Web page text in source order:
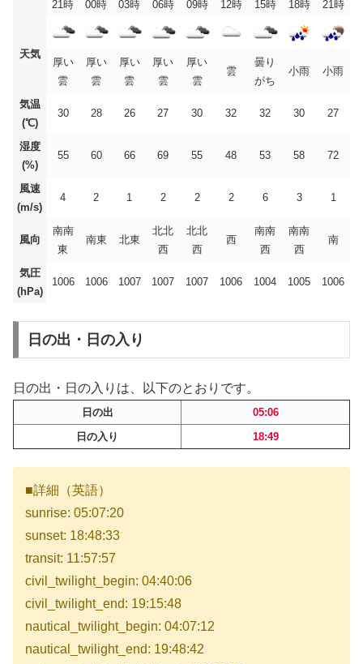
21時
00時 03時 06時 09時 12時 15時 18時 21時
天気
厚い
雲
厚い
雲
厚い
雲
厚い
雲
厚い
雲
雲
曇り
がち
小雨 小雨
気温
(℃)
30 28 26 27 30 32 32 30 27
湿度
(%)
55 60 66 69 55 48 53 58 72
風速
(m/s)
4 2 1 2 2 2 6 3 1
風向
南南
東
南東 北東
北北
西
北北
西
西
南南
西
南南
西
南
気圧
(hPa)
1006 1006 1007 1007 1007 1006 1004 1005 1006
日の出・日の入り
日の出・日の入りは、以下のとおりです。
日の出
05:06
日の入り
18:49
■詳細（英語）
sunrise: 05:07:20
sunset: 18:48:33
transit: 11:57:57
civil_twilight_begin: 04:40:06
civil_twilight_end: 19:15:48
nautical_twilight_begin: 04:07:12
nautical_twilight_end: 19:48:42